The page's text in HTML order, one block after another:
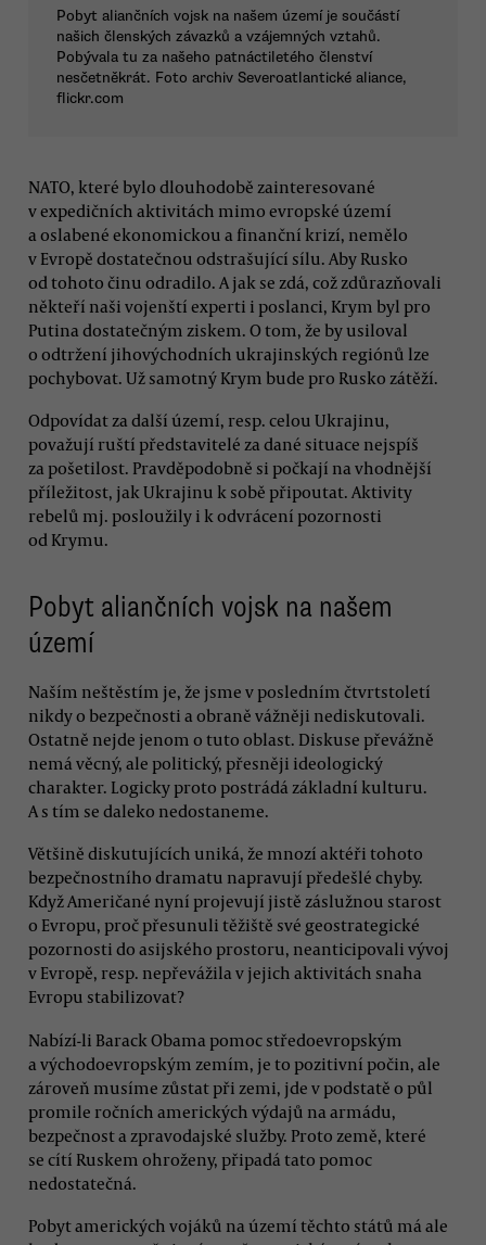
Pobyt aliančních vojsk na našem území je součástí
našich členských závazků a vzájemných vztahů.
Pobývala tu za našeho patnáctiletého členství
nesčetněkrát. Foto archiv Severoatlantické aliance,
flickr.com
NATO, které bylo dlouhodobě zainteresované
v expedičních aktivitách mimo evropské území
a oslabené ekonomickou a finanční krizí, nemělo
v Evropě dostatečnou odstrašující sílu. Aby Rusko
od tohoto činu odradilo. A jak se zdá, což zdůrazňovali
někteří naši vojenští experti i poslanci, Krym byl pro
Putina dostatečným ziskem. O tom, že by usiloval
o odtržení jihovýchodních ukrajinských regiónů lze
pochybovat. Už samotný Krym bude pro Rusko zátěží.
Odpovídat za další území, resp. celou Ukrajinu,
považují ruští představitelé za dané situace nejspíš
za pošetilost. Pravděpodobně si počkají na vhodnější
příležitost, jak Ukrajinu k sobě připoutat. Aktivity
rebelů mj. posloužily i k odvrácení pozornosti
od Krymu.
Pobyt aliančních vojsk na našem
území
Naším neštěstím je, že jsme v posledním čtvrtstoletí
nikdy o bezpečnosti a obraně vážněji nediskutovali.
Ostatně nejde jenom o tuto oblast. Diskuse převážně
nemá věcný, ale politický, přesněji ideologický
charakter. Logicky proto postrádá základní kulturu.
A s tím se daleko nedostaneme.
Většině diskutujících uniká, že mnozí aktéři tohoto
bezpečnostního dramatu napravují předešlé chyby.
Když Američané nyní projevují jistě záslužnou starost
o Evropu, proč přesunuli těžiště své geostrategické
pozornosti do asijského prostoru, neanticipovali vývoj
v Evropě, resp. nepřevážila v jejich aktivitách snaha
Evropu stabilizovat?
Nabízí-li Barack Obama pomoc středoevropským
a východoevropským zemím, je to pozitivní počin, ale
zároveň musíme zůstat při zemi, jde v podstatě o půl
promile ročních amerických výdajů na armádu,
bezpečnost a zpravodajské služby. Proto země, které
se cítí Ruskem ohroženy, připadá tato pomoc
nedostatečná.
Pobyt amerických vojáků na území těchto států má ale